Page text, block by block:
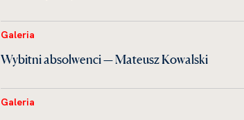
Galeria
Wybitni absolwenci — Mateusz Kowalski
Galeria